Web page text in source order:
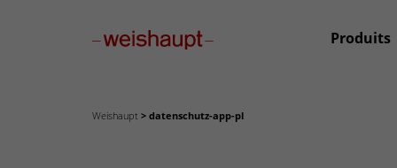
Produits
Weishaupt datenschutz-app-pl